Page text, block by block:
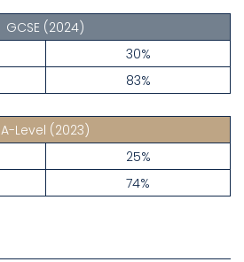
GCSE (2024)
30%
83%
A-Level (2023)
25%
74%